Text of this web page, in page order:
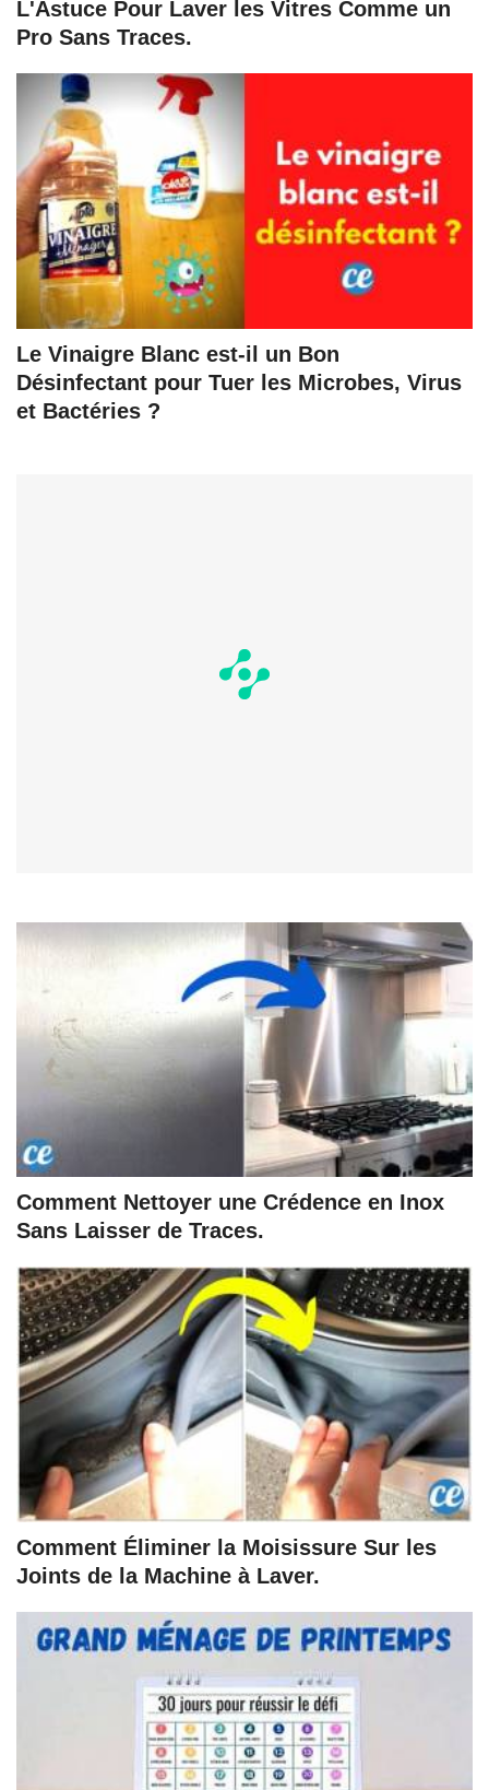
L'Astuce Pour Laver les Vitres Comme un
Pro Sans Traces.
Le Vinaigre Blanc est-il un Bon
Désinfectant pour Tuer les Microbes, Virus
et Bactéries ?
Comment Nettoyer une Crédence en Inox
Sans Laisser de Traces.
Comment Éliminer la Moisissure Sur les
Joints de la Machine à Laver.